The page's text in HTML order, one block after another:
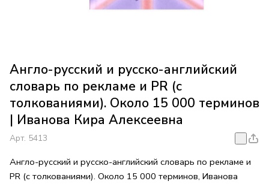
Англо-русский и русско-английский
словарь по рекламе и PR (с
толкованиями). Около 15 000 терминов
| Иванова Кира Алексеевна
Арт. 5413
Англо-русский и русско-английский словарь по рекламе и
PR (с толкованиями). Около 15 000 терминов, Иванова